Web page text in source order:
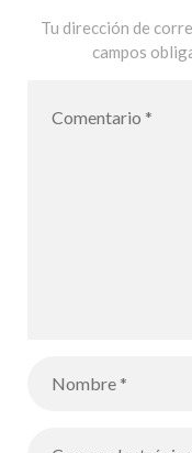
Tu dirección de
campos